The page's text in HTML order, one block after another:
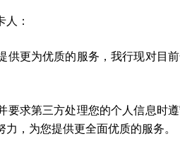
：
供更为优质的服务，我行现对目
要求第三方处理您的个人信息时
，为您提供更全面优质的服务。